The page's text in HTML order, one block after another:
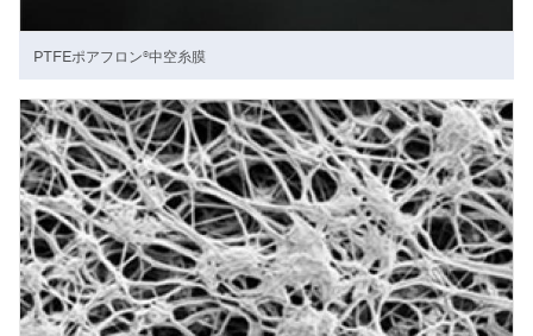
PTFEポアフロン®中空糸膜